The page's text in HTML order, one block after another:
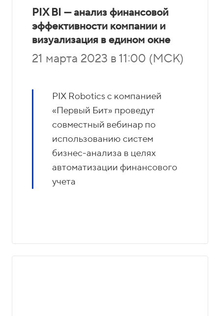
PIX BI — анализ финансовой
эффективности компании и
визуализация в едином окне
21 марта 2023 в 11:00 (МСК)
PIX Robotics c компанией
«Первый Бит» проведут
совместный вебинар по
использованию систем
бизнес-анализа в целях
автоматизации финансового
учета